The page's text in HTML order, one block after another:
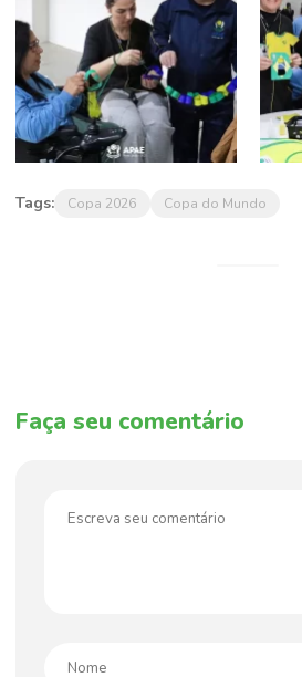
Tags: Copa 2026 Copa do Mundo
Faça seu comentário